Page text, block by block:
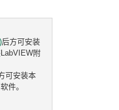
后方可安装
附
可安装本
件。